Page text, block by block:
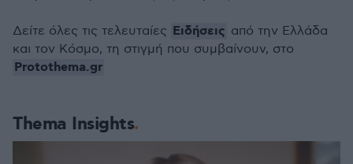
Thema Insights
Δείτε όλες τις τελευταίες Ειδήσεις από την Ελλάδα
και τον Κόσμο, τη στιγμή που συμβαίνουν, στο
Protothema.gr